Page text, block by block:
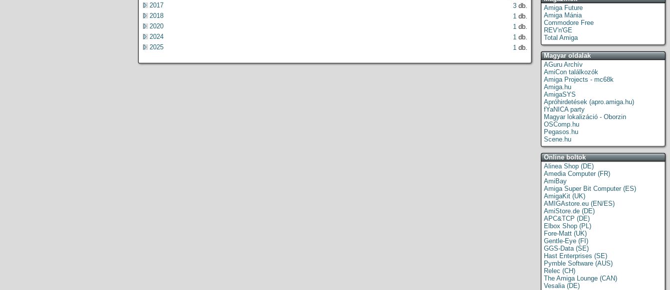
2017
3 db.
2018
1 db.
2020
1 db.
2024
1 db.
2025
1 db.
Amiga Future
Amiga Mánia
Commodore Free
REV'n'GE
Total Amiga
Magyar oldalak
AGuru Archív
AmiCon találkozók
Amiga Projects - mc68k
Amiga.hu
AmigaSYS
Apróhirdetések (apro.amiga.hu)
fYaNICA party
Magyar lokalizáció - Oborzin
OSComp.hu
Pegasos.hu
Scene.hu
Online boltok
Alinea Shop (DE)
Amedia Computer (FR)
AmiBay
Amiga Super Bit Computer (ES)
AmigaKit (UK)
AMIGAstore.eu (EN/ES)
AmiStore.de (DE)
APC&TCP (DE)
Elbox Shop (PL)
Fore-Matt (UK)
Gentle-Eye (FI)
GGS-Data (SE)
Hast Enterprises (SE)
Pymble Software (AUS)
Relec (CH)
The Amiga Lounge (CAN)
Vesalia (DE)